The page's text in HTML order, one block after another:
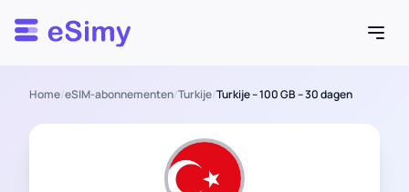
Esimy
Home/eSIM-abonnementen/Turkije/Turkije – 100 GB – 30 dagen